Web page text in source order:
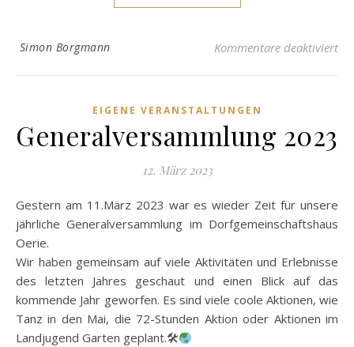
Simon Borgmann Kommentare deaktiviert
EIGENE VERANSTALTUNGEN
Generalversammlung 2023
12. März 2023
Gestern am 11.März 2023 war es wieder Zeit für unsere
jährliche Generalversammlung im Dorfgemeinschaftshaus
Oerie.
Wir haben gemeinsam auf viele Aktivitäten und Erlebnisse
des letzten Jahres geschaut und einen Blick auf das
kommende Jahr geworfen. Es sind viele coole Aktionen, wie
Tanz in den Mai, die 72-Stunden Aktion oder Aktionen im
Landjugend Garten geplant.🛠